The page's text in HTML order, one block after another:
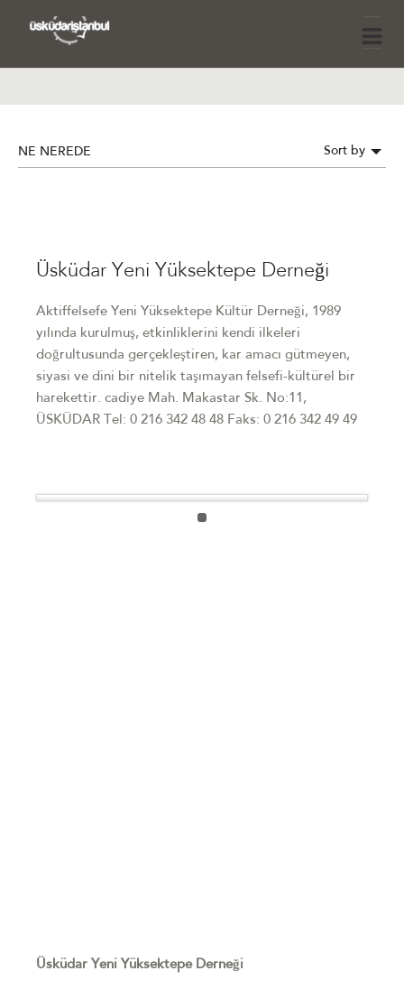
NE NEREDE Sort by
Üsküdar Yeni Yüksektepe Derneği
Aktiffelsefe Yeni Yüksektepe Kültür Derneği, 1989
yılında kurulmuş, etkinliklerini kendi ilkeleri
doğrultusunda gerçekleştiren, kar amacı gütmeyen,
siyasi ve dini bir nitelik taşımayan felsefi-kültürel bir
harekettir. cadiye Mah. Makastar Sk. No:11,
ÜSKÜDAR Tel: 0 216 342 48 48 Faks: 0 216 342 49 49
Üsküdar Yeni Yüksektepe Derneği